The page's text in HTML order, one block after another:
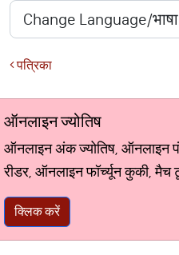
पत्रिका
ऑनलाइन ज्योतिष
ऑनलाइन अंक ज्योतिष, ऑनलाइन
रीडर, ऑनलाइन फॉर्च्यून कुकी, मैच
क्लिक करें